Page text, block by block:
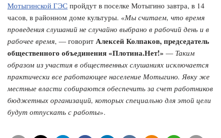
Мотыгинской ГЭС пройдут в поселке Мотыгино завтра, в 14
часов, в районном доме культуры. «Мы считаем, что время
проведения слушаний не случайно выбрано в рабочий день и в
рабочее время, — говорит Алексей Колпаков, председатель
общественного объединения «Плотина.Нет!» — Таким
образом из участия в общественных слушаниях исключается
практически все работающее население Мотыгино. Явку же
местные власти собираются обеспечить за счет работников
бюджетных организаций, которых специально для этой цели
будут отпускать с работы».